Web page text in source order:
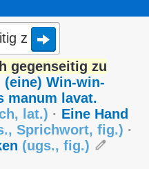
gegenseitig zu
(eine) Win-win-
manum lavat.
, lat.) · Eine Hand
, Sprichwort, fig.) ·
(ugs., fig.)